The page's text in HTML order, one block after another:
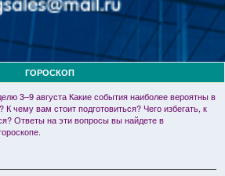
ГОРОСКОП
3–9 августа Какие события наиболее вероятны в
чему вам стоит подготовиться? Чего избегать, к
Ответы на эти вопросы вы найдете в